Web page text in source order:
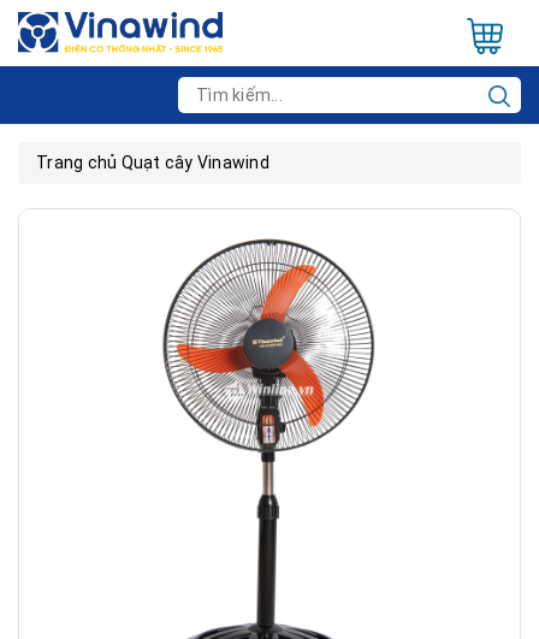
Trang chủ Quạt cây Vinawind